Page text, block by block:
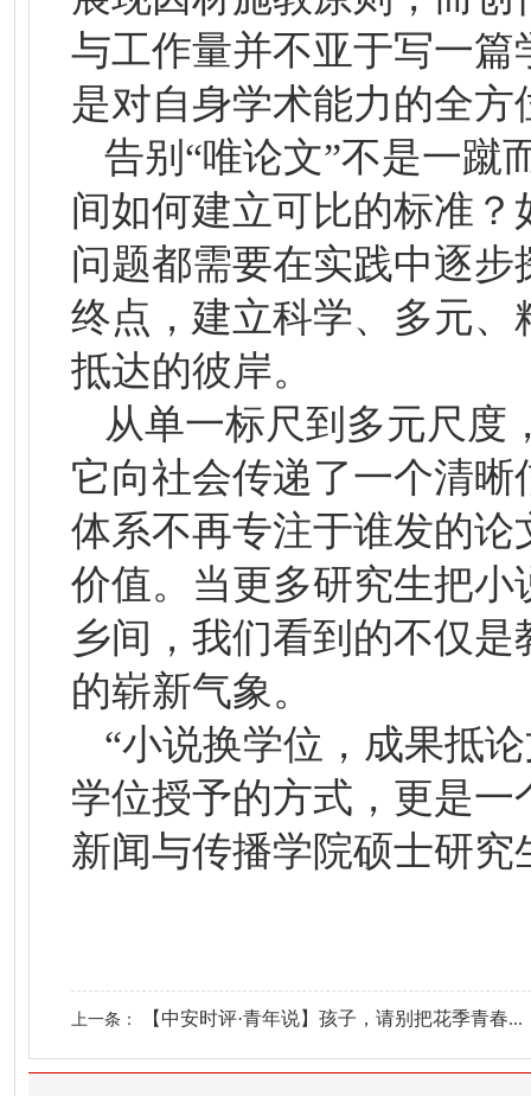
与工作量并不亚于写一篇
是对自身学术能力的全方
告别“唯论文”不是一蹴
间如何建立可比的标准
问题都需要在实践中逐
终点，建立科学、多元
抵达的彼岸。
从单一标尺到多元尺度
它向社会传递了一个清
体系不再专注于谁发的
价值。当更多研究生把
乡间，我们看到的不仅
的崭新气象。
“小说换学位，成果抵
学位授予的方式，更是一
新闻与传播学院硕士研究
上一条： 【中安时评·青年说】孩子，请别把花季青春...